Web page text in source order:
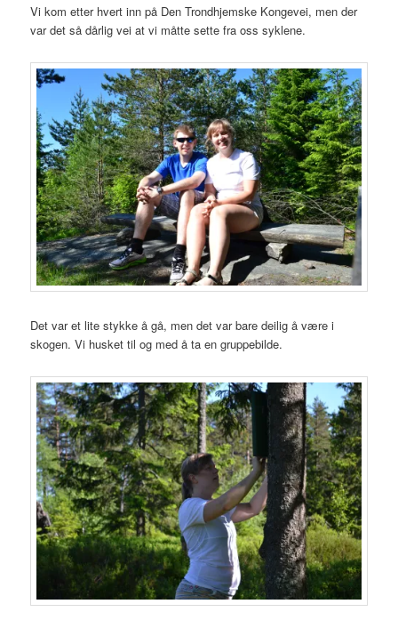
Vi kom etter hvert inn på Den Trondhjemske Kongevei, men der
var det så dårlig vei at vi måtte sette fra oss syklene.
Det var et lite stykke å gå, men det var bare deilig å være i
skogen. Vi husket til og med å ta en gruppebilde.